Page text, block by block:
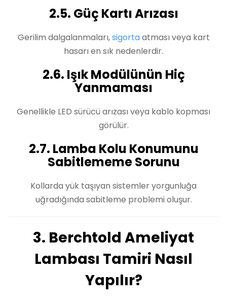
2.5. Güç Kartı Arızası
Gerilim dalgalanmaları,sigortaatması veya kart
hasarı en sık nedenlerdir.
2.6. Işık Modülünün Hiç
Yanmaması
Genellikle LED sürücü arızası veya kablo kopması
görülür.
2.7. Lamba Kolu Konumunu
Sabitlememe Sorunu
Kollarda yük taşıyan sistemler yorgunluğa
uğradığında sabitleme problemi oluşur.
3. Berchtold Ameliyat
Lambası Tamiri Nasıl
Yapılır?